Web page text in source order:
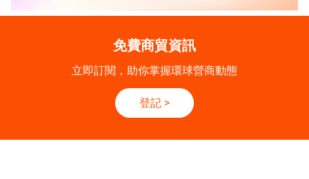
免費商貿資訊
立即訂閱，助你掌握環球營商動態
登記 >